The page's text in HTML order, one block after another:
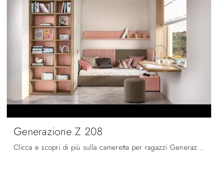
Generazione Z 208
Clicca e scopri di più sulla cameretta per ragazzi Generazione Z 208! Le Camerette su misura Zg Mobili ti attendono.